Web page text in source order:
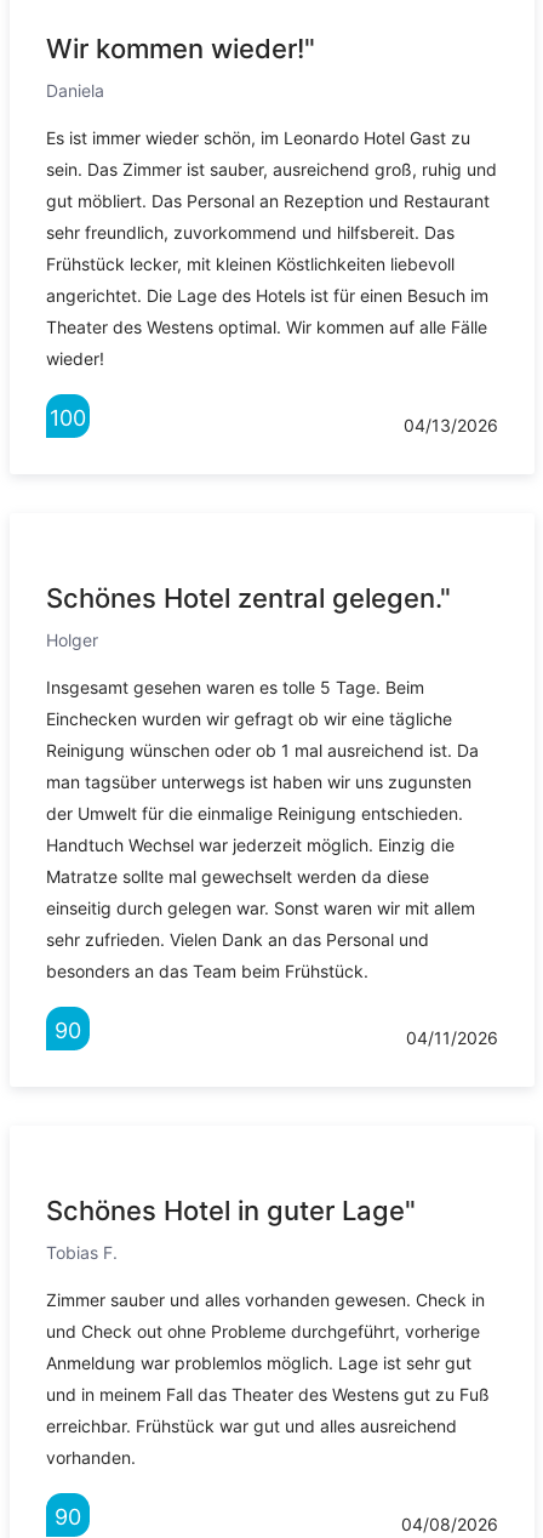
Wir kommen wieder!"
Daniela
Es ist immer wieder schön, im Leonardo Hotel Gast zu
sein. Das Zimmer ist sauber, ausreichend groß, ruhig und
gut möbliert. Das Personal an Rezeption und Restaurant
sehr freundlich, zuvorkommend und hilfsbereit. Das
Frühstück lecker, mit kleinen Köstlichkeiten liebevoll
angerichtet. Die Lage des Hotels ist für einen Besuch im
Theater des Westens optimal. Wir kommen auf alle Fälle
wieder!
100 04/13/2026
Schönes Hotel zentral gelegen."
Holger
Insgesamt gesehen waren es tolle 5 Tage. Beim
Einchecken wurden wir gefragt ob wir eine tägliche
Reinigung wünschen oder ob 1 mal ausreichend ist. Da
man tagsüber unterwegs ist haben wir uns zugunsten
der Umwelt für die einmalige Reinigung entschieden.
Handtuch Wechsel war jederzeit möglich. Einzig die
Matratze sollte mal gewechselt werden da diese
einseitig durch gelegen war. Sonst waren wir mit allem
sehr zufrieden. Vielen Dank an das Personal und
besonders an das Team beim Frühstück.
90 04/11/2026
Schönes Hotel in guter Lage"
Tobias F.
Zimmer sauber und alles vorhanden gewesen. Check in
und Check out ohne Probleme durchgeführt, vorherige
Anmeldung war problemlos möglich. Lage ist sehr gut
und in meinem Fall das Theater des Westens gut zu Fuß
erreichbar. Frühstück war gut und alles ausreichend
vorhanden.
90 04/08/2026